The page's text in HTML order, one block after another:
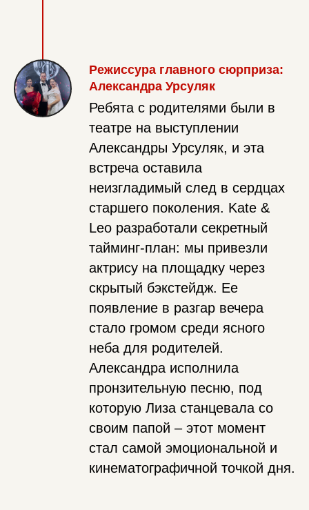
Режиссура главного сюрприза:
Александра Урсуляк
Ребята с родителями были в
театре на выступлении
Александры Урсуляк, и эта
встреча оставила
неизгладимый след в сердцах
старшего поколения. Kate &
Leo разработали секретный
тайминг-план: мы привезли
актрису на площадку через
скрытый бэкстейдж. Ее
появление в разгар вечера
стало громом среди ясного
неба для родителей.
Александра исполнила
пронзительную песню, под
которую Лиза станцевала со
своим папой – этот момент
стал самой эмоциональной и
кинематографичной точкой дня.